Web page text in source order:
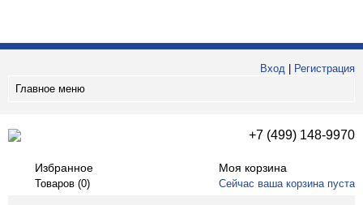
Вход
Регистрация
Главное меню
+7 (499) 148-9970
Избранное
Товаров (0)
Моя корзина
Сейчас ваша корзина пуста